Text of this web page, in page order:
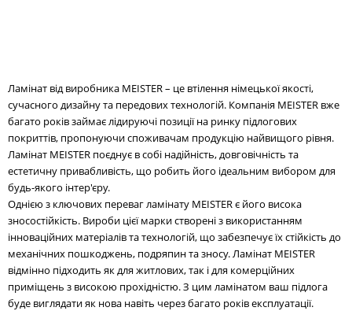
Ламінат від виробника MEISTER – це втілення німецької якості,
сучасного дизайну та передових технологій. Компанія MEISTER вже
багато років займає лідируючі позиції на ринку підлогових
покриттів, пропонуючи споживачам продукцію найвищого рівня.
Ламінат MEISTER поєднує в собі надійність, довговічність та
естетичну привабливість, що робить його ідеальним вибором для
будь-якого інтер'єру.
Однією з ключових переваг ламінату MEISTER є його висока
зносостійкість. Вироби цієї марки створені з використанням
інноваційних матеріалів та технологій, що забезпечує їх стійкість до
механічних пошкоджень, подряпин та зносу. Ламінат MEISTER
відмінно підходить як для житлових, так і для комерційних
приміщень з високою прохідністю. З цим ламінатом ваш підлога
буде виглядати як нова навіть через багато років експлуатації.